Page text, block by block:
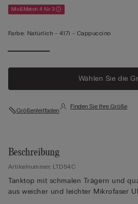
Mix&Match 4 für 3
Farbe: Natürlich - 417i - Cappuccino
Wählen Sie die
Größenleitfaden
Finden Sie Ihre Größe
Beschreibung
Artikelnummer: LTD54C
Tanktop mit schmalen Trägern und
aus weicher und leichter Mikrofaser